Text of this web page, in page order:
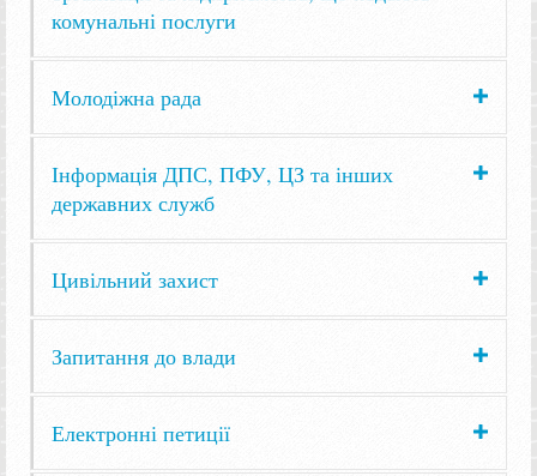
комунальні послуги
Молодіжна рада
Інформація ДПС, ПФУ, ЦЗ та інших
державних служб
Цивільний захист
Запитання до влади
Електронні петиції